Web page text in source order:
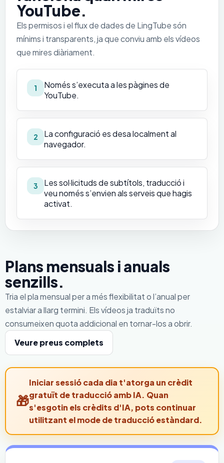
YouTube.
Els permisos i el flux de dades de LingTube són
mínims i transparents, ja que conviu amb els vídeos
que mires diàriament.
1
Només s’executa a les pàgines de
YouTube.
2
La configuració es desa localment al
navegador.
3
Les sol·licituds de subtítols, traducció i
veu només s’envien als serveis que hagis
activat.
Plans mensuals i anuals
senzills.
Tria el pla mensual per a més flexibilitat o l’anual per
estalviar a llarg termini. Els vídeos ja traduïts no
consumeixen quota addicional en tornar-los a obrir.
Veure preus complets
Iniciar sessió cada dia t'atorga un crèdit
gratuït de traducció amb IA. Quan
s'esgotin els crèdits d'IA, pots continuar
utilitzant el mode de traducció estàndard.